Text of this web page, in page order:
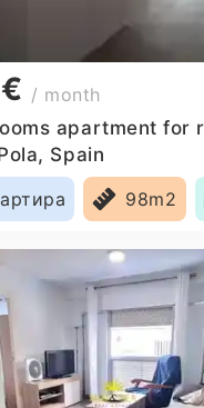
/ month
apartment for
Spain
98m2